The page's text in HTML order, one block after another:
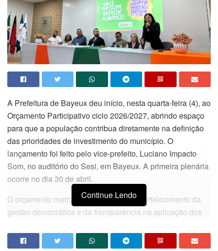
A Prefeitura de Bayeux deu início, nesta quarta-feira (4), ao
Orçamento Participativo ciclo 2026/2027, abrindo espaço
para que a população contribua diretamente na definição
das prioridades de investimento do município. O
lançamento foi feito pelo vice-prefeito, Luciano Impacto
Som, no auditório do Sesi, em Bayeux. A primeira plenária
ocorre no dia 30 de abril.
O orçamento marca mais um passo no fortalecimento da
gestão democrática e da transparência na aplicação dos
abertas e canais digitais, moradores de diversos bairros
Continue Lendo